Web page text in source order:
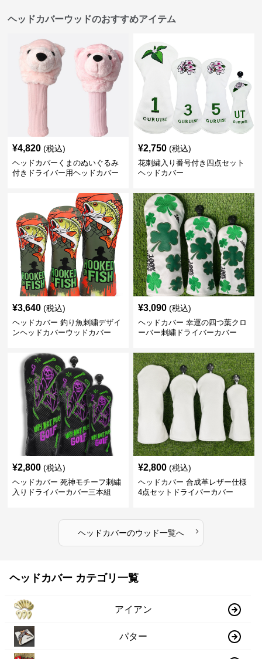
ヘッドカバーウッドのおすすめアイテム
¥4,820 (税込)
ヘッドカバーくまのぬいぐるみ
付きドライバー用ヘッドカバー
¥2,750 (税込)
花刺繍入り番号付き四点セット
ヘッドカバー
¥3,640 (税込)
ヘッドカバー 釣り魚刺繍デザイ
ンヘッドカバーウッドカバー
¥3,090 (税込)
ヘッドカバー 幸運の四つ葉クロ
ーバー刺繍ドライバーカバー
¥2,800 (税込)
ヘッドカバー 死神モチーフ刺繍
入りドライバーカバー三本組
¥2,800 (税込)
ヘッドカバー 合成革レザー仕様
4点セットドライバーカバー
ヘッドカバーのウッド一覧へ ›
ヘッドカバー カテゴリ一覧
アイアン
パター